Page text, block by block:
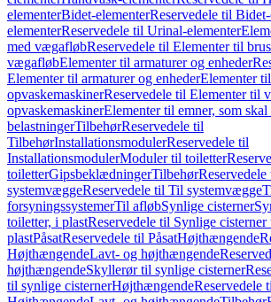
elementerBidet-elementerReservedele til
elementerReservedele til Urinal-elementer
med vægafløbReservedele til Elementer til
vægafløbElementer til armaturer og enheder
Elementer til armaturer og enhederElementer
opvaskemaskinerReservedele til Elementer til
opvaskemaskinerElementer til emner, som
belastningerTilbehørReservedele til
TilbehørInstallationsmodulerReservedele til
InstallationsmodulerModuler til toiletter
toiletterGipsbeklædningerTilbehør
systemvæggeReservedele til Til systemvægge
forsyningssystemerTil afløbSynlige cisterner
toiletter, i plastReservedele til Synlige
plastPåsatReservedele til PåsatHøjthængende
HøjthængendeLavt- og højthængende
højthængendeSkyllerør til synlige cisterner
til synlige cisternerHøjthængendeReservedele